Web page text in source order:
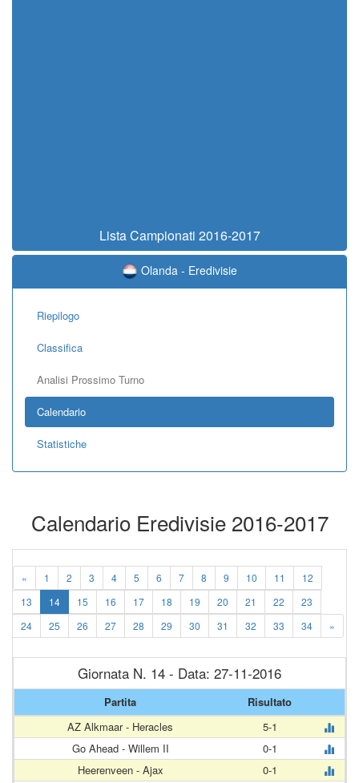
Lista Campionati 2016-2017
Olanda - Eredivisie
Riepilogo
Classifica
Analisi Prossimo Turno
Calendario
Statistiche
Calendario Eredivisie 2016-2017
« 1 2 3 4 5 6 7 8 9 10 11
12
13
14 15 16 17 18 19 20 21 22
23
24
25 26 27 28 29 30 31 32 33 34 »
Giornata N. 14 - Data: 27-11-2016
Partita
Risultato
AZ Alkmaar - Heracles
5-1
Go Ahead - Willem II
0-1
Heerenveen - Ajax
0-1